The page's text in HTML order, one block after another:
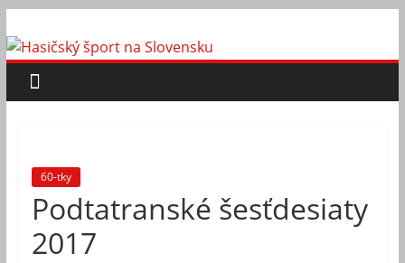
to
content
Hasičský
šport
Slovensku
60-tky
Podtatranské šesťdesiaty
2017